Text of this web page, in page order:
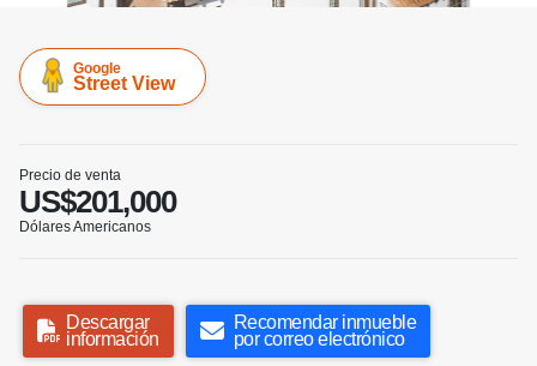
Google
Street View
Precio de venta
US$201,000
Dólares Americanos
Descargar
información
Recomendar inmueble
por correo electrónico